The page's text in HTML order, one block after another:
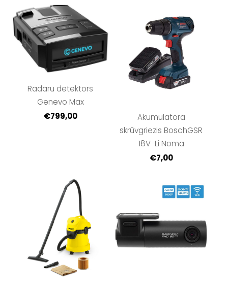
Radaru detektors
Genevo Max
€799,00
Akumulatora
skrūvgriezis BoschGSR
18V-Li Noma
€7,00